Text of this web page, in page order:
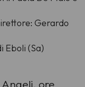
Gerardo
Eboli (Sa)
ore